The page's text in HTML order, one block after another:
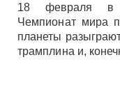
18 февраля в
Чемпионат мира
планеты
трамплина и,